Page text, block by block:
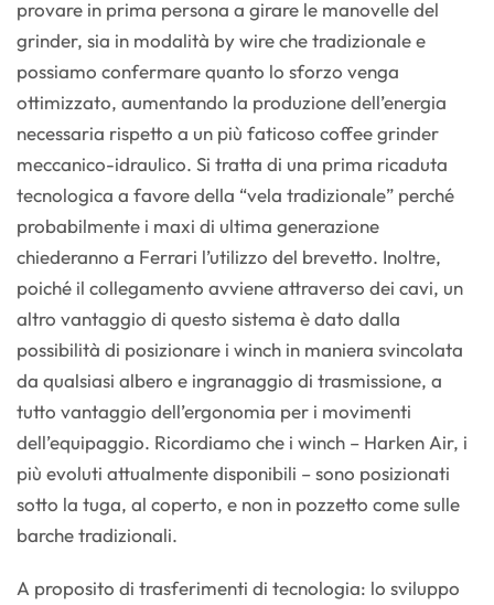
provare in prima persona a girare le manovelle del
grinder, sia in modalità by wire che tradizionale e
possiamo confermare quanto lo sforzo venga
ottimizzato, aumentando la produzione dell’energia
necessaria rispetto a un più faticoso coffee grinder
meccanico-idraulico. Si tratta di una prima ricaduta
tecnologica a favore della “vela tradizionale” perché
probabilmente i maxi di ultima generazione
chiederanno a Ferrari l’utilizzo del brevetto. Inoltre,
poiché il collegamento avviene attraverso dei cavi, un
altro vantaggio di questo sistema è dato dalla
possibilità di posizionare i winch in maniera svincolata
da qualsiasi albero e ingranaggio di trasmissione, a
tutto vantaggio dell’ergonomia per i movimenti
dell’equipaggio. Ricordiamo che i winch – Harken Air, i
più evoluti attualmente disponibili – sono posizionati
sotto la tuga, al coperto, e non in pozzetto come sulle
barche tradizionali.
A proposito di trasferimenti di tecnologia: lo sviluppo